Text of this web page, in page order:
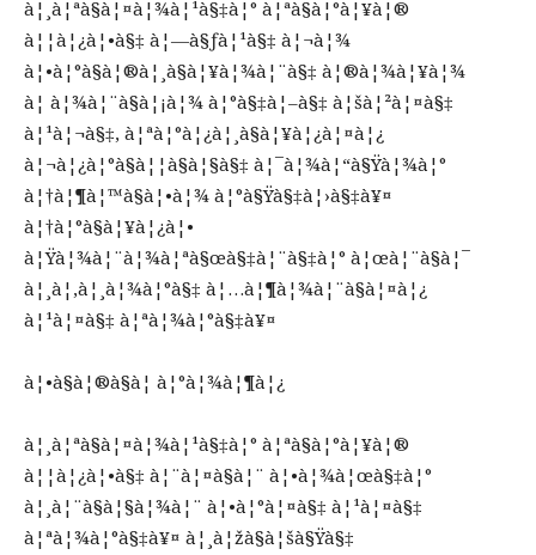
à¦¸à¦ªà§à¦¤à¦¾à¦¹à§‡à¦° à¦ªà§à¦°à¦¥à¦®
à¦¦à¦¿à¦•à§‡ à¦—à§ƒà¦¹à§‡ à¦¬à¦¾
à¦•à¦°à§à¦®à¦¸à§à¦¥à¦¾à¦¨à§‡ à¦®à¦¾à¦¥à¦¾
à¦ à¦¾à¦¨à§à¦¡à¦¾ à¦°à§‡à¦–à§‡ à¦šà¦²à¦¤à§‡
à¦¹à¦¬à§‡, à¦ªà¦°à¦¿à¦¸à§à¦¥à¦¿à¦¤à¦¿
à¦¬à¦¿à¦°à§à¦¦à§à¦§à§‡ à¦¯à¦¾à¦“à§Ÿà¦¾à¦°
à¦†à¦¶à¦™à§à¦•à¦¾ à¦°à§Ÿà§‡à¦›à§‡à¥¤
à¦†à¦°à§à¦¥à¦¿à¦•
à¦Ÿà¦¾à¦¨à¦¾à¦ªà§œà§‡à¦¨à§‡à¦° à¦œà¦¨à§à¦¯
à¦¸à¦‚à¦¸à¦¾à¦°à§‡ à¦…à¦¶à¦¾à¦¨à§à¦¤à¦¿
à¦¹à¦¤à§‡ à¦ªà¦¾à¦°à§‡à¥¤
à¦•à§à¦®à§à¦­ à¦°à¦¾à¦¶à¦¿
à¦¸à¦ªà§à¦¤à¦¾à¦¹à§‡à¦° à¦ªà§à¦°à¦¥à¦®
à¦¦à¦¿à¦•à§‡ à¦¨à¦¤à§à¦¨ à¦•à¦¾à¦œà§‡à¦°
à¦¸à¦¨à§à¦§à¦¾à¦¨ à¦•à¦°à¦¤à§‡ à¦¹à¦¤à§‡
à¦ªà¦¾à¦°à§‡à¥¤ à¦¸à¦žà§à¦šà§Ÿà§‡